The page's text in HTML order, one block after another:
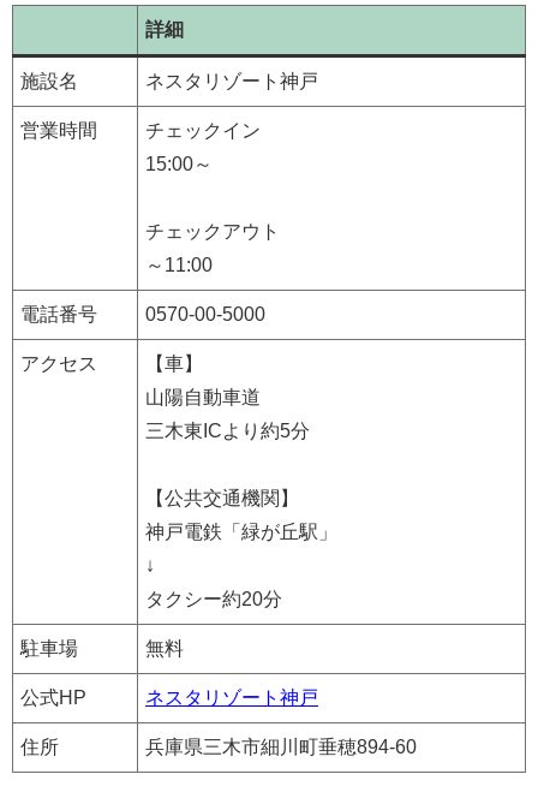
詳細
施設名 ネスタリゾート神戸
営業時間
チェックイン
15:00～
チェックアウト
～11:00
電話番号 0570-00-5000
アクセス
【車】
山陽自動車道
三木東ICより約5分
【公共交通機関】
神戸電鉄「緑が丘駅」
↓
タクシー約20分
駐車場 無料
公式HP ネスタリゾート神戸
住所 兵庫県三木市細川町垂穂894-60